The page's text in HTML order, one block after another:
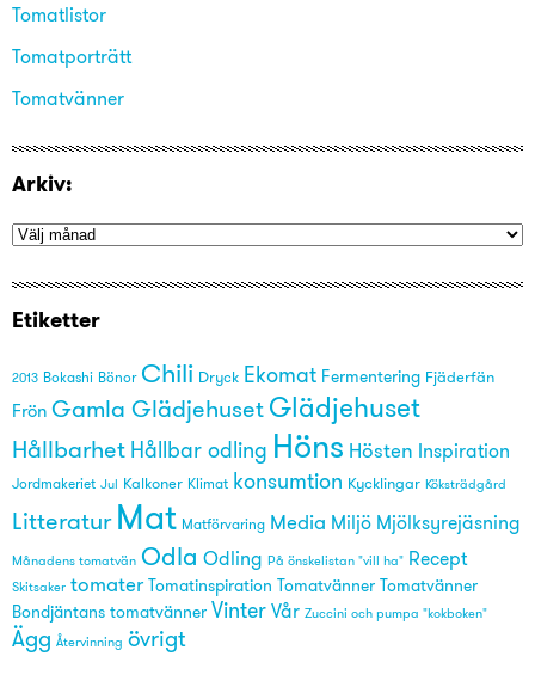
Tomatlistor
Tomatporträtt
Tomatvänner
Arkiv:
Etiketter
2013 Bokashi Bönor Chili Dryck Ekomat Fermentering Fjäderfän
Frön Gamla Glädjehuset Glädjehuset
Hållbarhet Hållbar odling Höns Hösten Inspiration
Jordmakeriet Jul Kalkoner Klimat konsumtion Kycklingar Köksträdgård
Litteratur Mat Matförvaring Media Miljö Mjölksyrejäsning
Månadens tomatvän Odla Odling På önskelistan "vill ha" Recept
Skitsaker tomater Tomatinspiration Tomatvänner Tomatvänner
Bondjäntans tomatvänner Vinter Vår Zuccini och pumpa "kokboken"
Ägg Återvinning övrigt